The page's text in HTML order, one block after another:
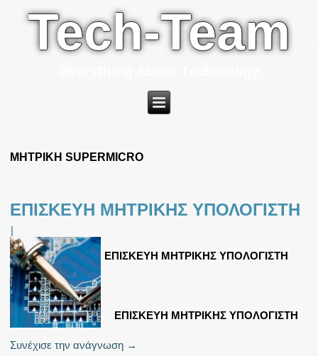
Tech-Team
ΜΗΤΡΙΚΗ SUPERMICRO
ΕΠΙΣΚΕΥΗ ΜΗΤΡΙΚΗΣ ΥΠΟΛΟΓΙΣΤΗ
|
ΕΠΙΣΚΕΥΗ ΜΗΤΡΙΚΗΣ ΥΠΟΛΟΓΙΣΤΗ
ΕΠΙΣΚΕΥΗ ΜΗΤΡΙΚΗΣ ΥΠΟΛΟΓΙΣΤΗ
Συνέχισε την ανάγνωση →